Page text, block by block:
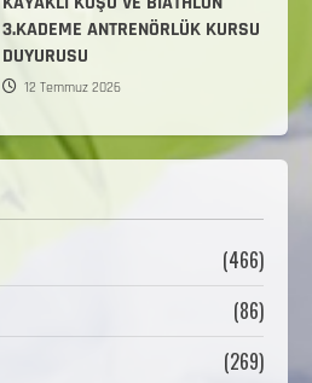
3.KADEME ANTRENÖRLÜK KURSU
DUYURUSU
Millî Savunma Bakanlığı Kara,
Deniz ve Hava Kuvvetleri
(2026-2 Dönem) Sporcu Branşı
TÜRKİYE ŞAMPİYONASI
(466)
(86)
(269)